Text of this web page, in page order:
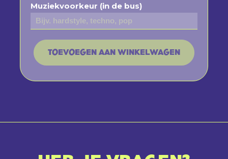
Muziekvoorkeur (in de bus)
TOEVOEGEN AAN WINKELWAGEN